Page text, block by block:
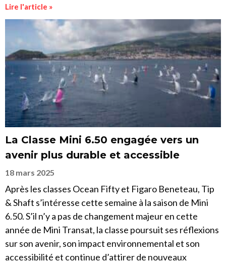
Lire l'article »
La Classe Mini 6.50 engagée vers un
avenir plus durable et accessible
18 mars 2025
Après les classes Ocean Fifty et Figaro Beneteau, Tip
& Shaft s’intéresse cette semaine à la saison de Mini
6.50. S’il n’y a pas de changement majeur en cette
année de Mini Transat, la classe poursuit ses réflexions
sur son avenir, son impact environnemental et son
accessibilité et continue d’attirer de nouveaux